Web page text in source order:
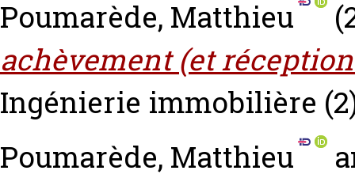
Poumarède, Matthieu
achèvement (et
Ingénierie immobilière
Poumarède, Matthieu